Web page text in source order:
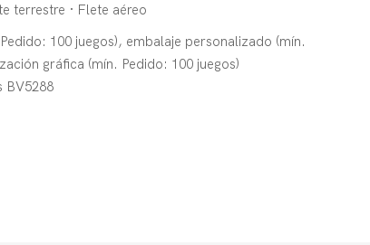
terrestre · Flete aéreo
100 juegos), embalaje personalizado (mín.
gráfica (mín. Pedido: 100 juegos)
BV5288